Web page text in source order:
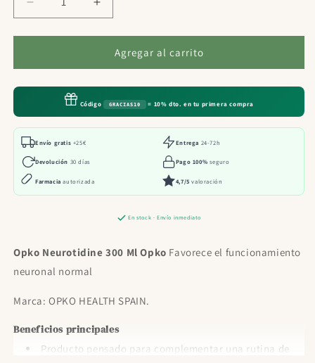
Reducir
cantidad
para
Neurotidine
Aumentar
cantidad
para
Opko
Neurotidine
Ml
Opko
Agregar al carrito
Código GRACIAS10 = 10% dto. en tu primera compra
Envío gratis +25€ Entrega 24-72h
Devolución 30 días Pago 100% seguro
Farmacia autorizada 4,7/5 valoración
En stock · Envío inmediato
Opko Neurotidine 300 Ml Opko Favorece el funcionamiento
neuronal normal
Marca: OPKO HEALTH SPAIN.
Beneficios principales
Producto pensado para complementar una rutina de